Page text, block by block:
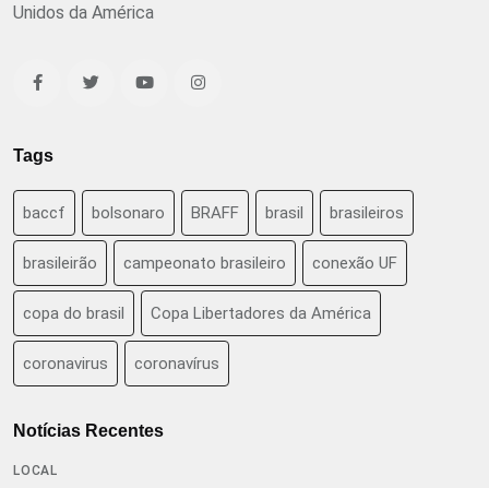
Unidos da América
Tags
baccf bolsonaro BRAFF brasil brasileiros
brasileirão campeonato brasileiro conexão UF
copa do brasil Copa Libertadores da América
coronavirus coronavírus
Notícias Recentes
LOCAL